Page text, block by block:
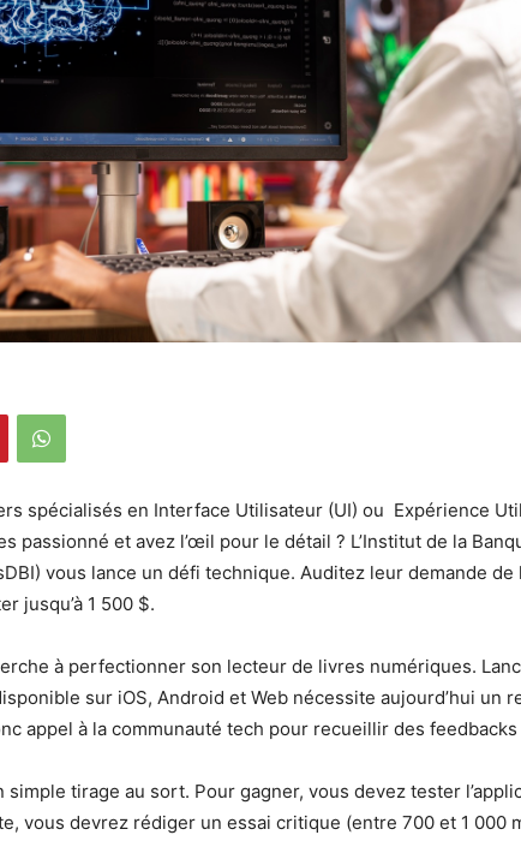
spécialisés en Interface Utilisateur (UI) ou Expérience
passionné et avez l’œil pour le détail ? L’Institut de la
vous lance un défi technique. Auditez leur demande
jusqu’à 1 500 $.
à perfectionner son lecteur de livres numériques.
sur iOS, Android et Web nécessite aujourd’hui un
appel à la communauté tech pour recueillir des
simple tirage au sort. Pour gagner, vous devez tester
vous devrez rédiger un essai critique (entre 700 et 1 000